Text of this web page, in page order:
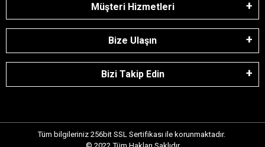
Müşteri Hizmetleri
Bize Ulaşın
Bizi Takip Edin
Tüm bilgileriniz 256bit SSL Sertifikası ile korunmaktadır.